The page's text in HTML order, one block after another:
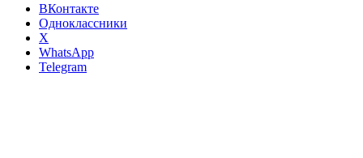
ВКонтакте
Одноклассники
X
WhatsApp
Telegram